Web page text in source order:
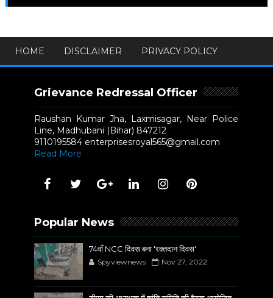
HOME DISCLAIMER PRIVACY POLICY
Grievance Redressal Officer
Raushan Kumar Jha, Laxmisagar, Near Police
Line, Madhubani (Bihar) 847212
9110195584 enterprisesroyal565@gmail.com
Read More
Popular News
74वाँ NCC दिवस बना 'रक्तदान दिवस'
Spyviewnews Nov 27, 2022